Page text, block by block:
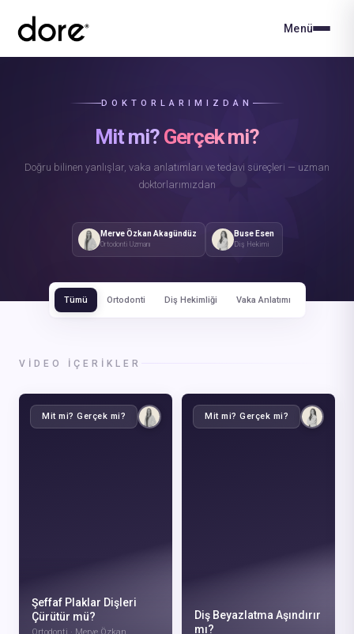
Menü
DOKTORLARIMIZDAN
Mit mi? Gerçek mi?
Doğru bilinen yanlışlar, vaka anlatımları ve tedavi süreçleri — uzman
doktorlarımızdan
Merve Özkan Akagündüz
Ortodonti Uzmanı
Buse Esen
Diş Hekimi
Tümü Ortodonti Diş Hekimliği Vaka Anlatımı
VIDEO İÇERIKLER
Mit mi? Gerçek mi?
Şeffaf Plaklar Dişleri
Çürütür mü?
Mit mi? Gerçek mi?
Diş Beyazlatma Aşındırır
mı?